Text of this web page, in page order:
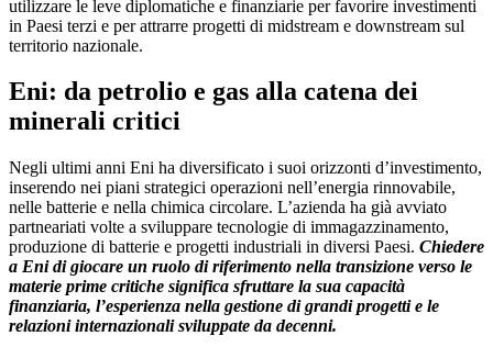
utilizzare le leve diplomatiche e finanziarie per favorire investimenti
in Paesi terzi e per attrarre progetti di midstream e downstream sul
territorio nazionale.
Eni: da petrolio e gas alla catena dei
minerali critici
Negli ultimi anni Eni ha diversificato i suoi orizzonti d’investimento,
inserendo nei piani strategici operazioni nell’energia rinnovabile,
nelle batterie e nella chimica circolare. L’azienda ha già avviato
partneariati volte a sviluppare tecnologie di immagazzinamento,
produzione di batterie e progetti industriali in diversi Paesi. Chiedere
a Eni di giocare un ruolo di riferimento nella transizione verso le
materie prime critiche significa sfruttare la sua capacità
finanziaria, l’esperienza nella gestione di grandi progetti e le
relazioni internazionali sviluppate da decenni.